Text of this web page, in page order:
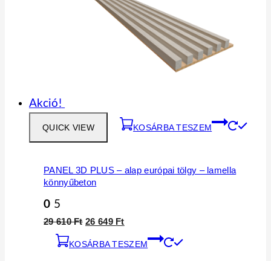
Akció!
QUICK VIEW KOSÁRBA TESZEM
PANEL 3D PLUS – alap európai tölgy – lamella
könnyűbeton
0 5
29 610Ft 26 649 Ft
KOSÁRBA TESZEM